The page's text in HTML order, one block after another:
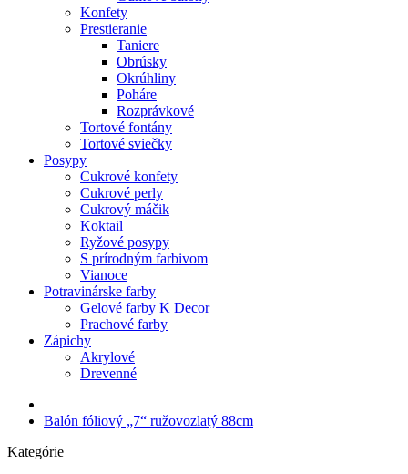
Konfety
Prestieranie
Taniere
Obrúsky
Okrúhliny
Poháre
Rozprávkové
Tortové fontány
Tortové sviečky
Posypy
Cukrové konfety
Cukrové perly
Cukrový máčik
Koktail
Ryžové posypy
S prírodným farbivom
Vianoce
Potravinárske farby
Gelové farby K Decor
Prachové farby
Zápichy
Akrylové
Drevenné
Balón fóliový „7“ ružovozlatý 88cm
Kategórie